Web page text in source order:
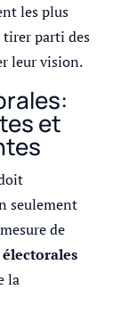
les plus
tirer parti des
leur vision.
et
seulement
de
la